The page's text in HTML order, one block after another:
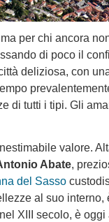
per chi ancora
di poco il
deliziosa, con
di tutti i tipi. Gli
valore.
Abate,
del Sasso
al suo
XIII secolo, è